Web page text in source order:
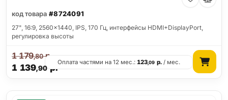
код товара #8724091
27", 16:9, 2560x1440, IPS, 170 Гц, интерфейсы HDMI+DisplayPort,
регулировка высоты
1 139,90 р.
1 179,80р.
Оплата частями на 12 мес.:123,09 р./ мес.